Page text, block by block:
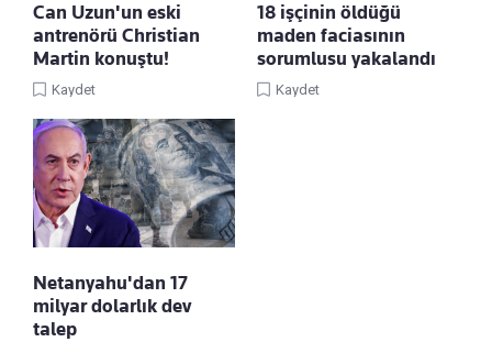
Can Uzun'un eski
antrenörü Christian
Martin konuştu!
Kaydet
18 işçinin öldüğü
maden faciasının
sorumlusu yakalandı
Kaydet
Netanyahu'dan 17
milyar dolarlık dev
talep